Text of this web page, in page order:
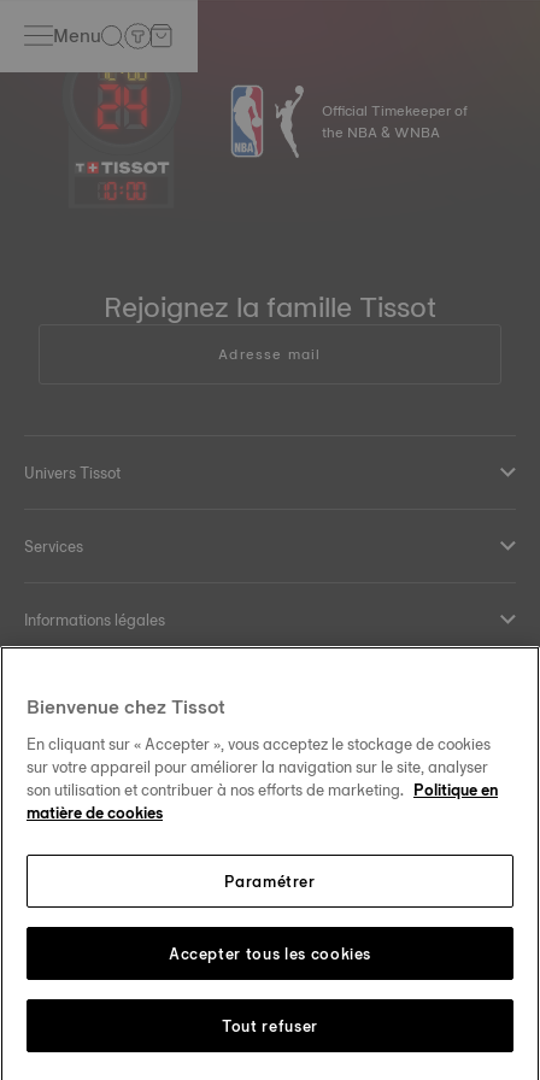
Menu
10:00
Official Timekeeper of
the NBA & WNBA
Rejoignez la famille Tissot
Adresse mail
Univers Tissot
Services
Informations légales
Nos engagements
Suivez-nous sur les réseaux sociaux
Changer de pays Tissot Copyrights 2026
Bienvenue chez Tissot
En cliquant sur « Accepter », vous acceptez le stockage de cookies
sur votre appareil pour améliorer la navigation sur le site, analyser
son utilisation et contribuer à nos efforts de marketing. Politique en
matière de cookies
Paramétrer
Tout refuser
Accepter tous les cookies